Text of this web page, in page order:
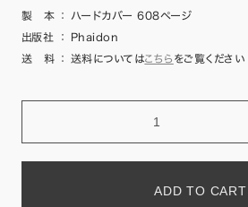
製 本
：
ハードカバー 608ページ
出版社
：
Phaidon
送 料
： 送料についてはこちら をご覧ください
ADD TO CART